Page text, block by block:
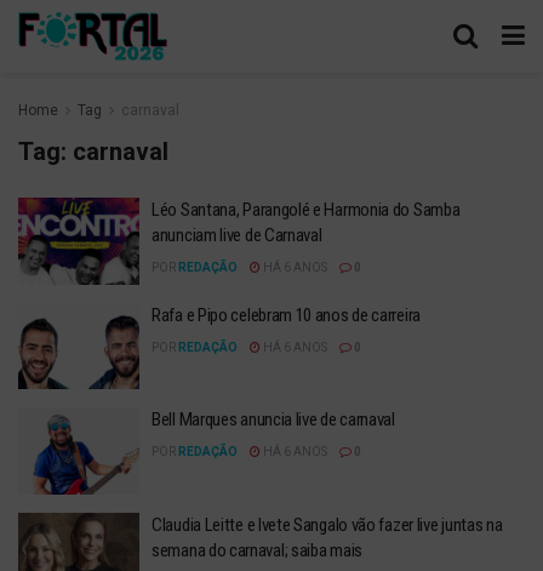
Home Tag carnaval
Tag: carnaval
Léo Santana, Parangolé e Harmonia do Samba
anunciam live de Carnaval
POR REDAÇÃO HÁ 6 ANOS
Rafa e Pipo celebram 10 anos de carreira
POR REDAÇÃO HÁ 6 ANOS
Bell Marques anuncia live de carnaval
POR REDAÇÃO HÁ 6 ANOS
Claudia Leitte e Ivete Sangalo vão fazer live juntas na
semana do carnaval; saiba mais